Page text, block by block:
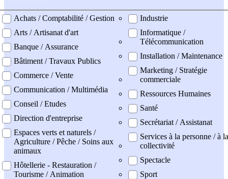
professionel
Achats / Comptabilité / Gestion
Arts / Artisanat d'art
Banque / Assurance
Bâtiment / Travaux Publics
Commerce / Vente
Communication / Multimédia
Conseil / Etudes
Direction d'entreprise
Espaces verts et naturels /
Agriculture / Pêche / Soins aux
animaux
Hôtellerie - Restauration /
Tourisme / Animation
Industrie
Informatique /
Télécommunication
Installation / Maintenance
Marketing / Stratégie
commerciale
Ressources Humaines
Santé
Secrétariat / Assistanat
Services à la personne / à la
collectivité
Spectacle
Sport